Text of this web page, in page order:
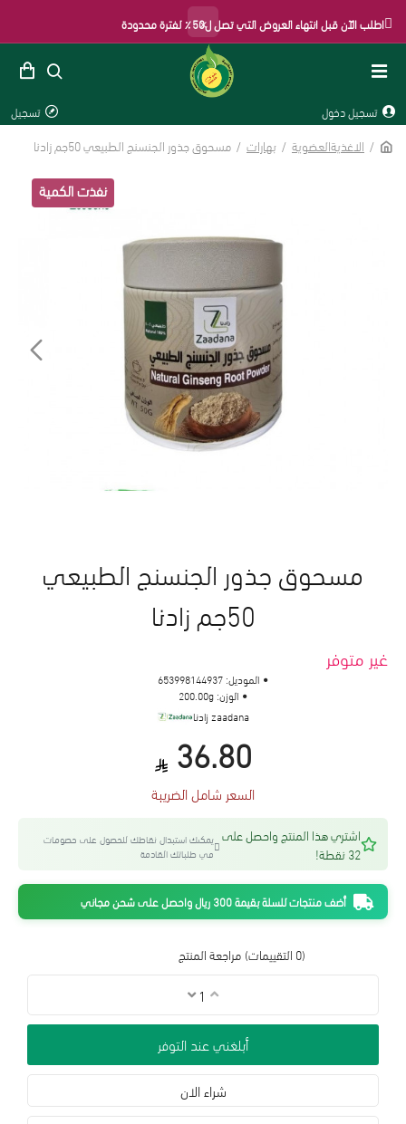
اطلب الآن قبل انتهاء العروض التي تصل ل50٪ لفترة محدودة ×
تسجيل دخول تسجيل
الرئيسية
الاغذيةالعضوية بهارات مسحوق جذور الجنسنج الطبيعي 50جم زادنا
غير متوفر
مسحوق جذور الجنسنج الطبيعي
50جم زادنا
(0 التقييمات) مراجعة المنتج
36.80
السعر شامل الضريبة
الموديل: 653998144937
الوزن: 200.00g
zaadana زادنا
اشتري هذا المنتج واحصل على
32 نقطة!
يمكنك استبدال نقاطك للحصول على خصومات
في طلباتك القادمة
أضف منتجات للسلة بقيمة 300 ريال واحصل على شحن مجاني
أبلغني عند التوفر
شراء الان